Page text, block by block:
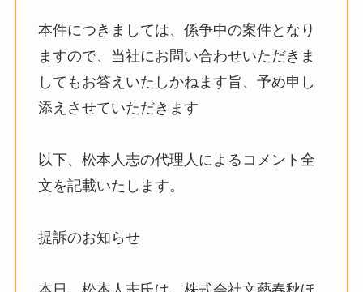
本件につきましては、係争中の案件となり
ますので、当社にお問い合わせいただきま
してもお答えいたしかねます旨、予め申し
添えさせていただきます
以下、松本人志の代理人によるコメント全
文を記載いたします。
提訴のお知らせ